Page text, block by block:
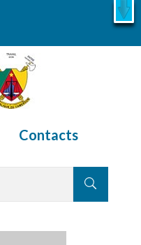
X
Contacts